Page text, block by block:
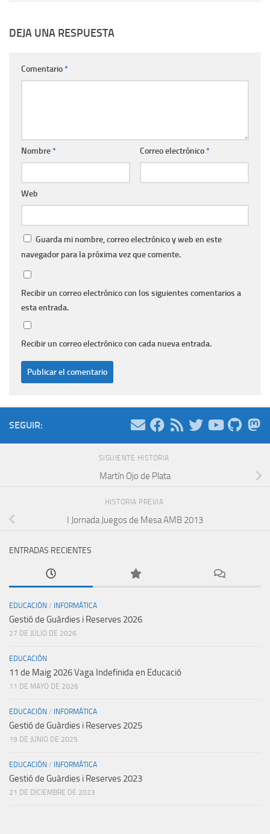
DEJA UNA RESPUESTA
Comentario*
Nombre* Correo electrónico*
Web
Guarda mi nombre, correo electrónico y web en este
navegador para la próxima vez que comente.
Recibir un correo electrónico con los siguientes comentarios a
esta entrada.
Recibir un correo electrónico con cada nueva entrada.
SEGUIR:
SIGUIENTE HISTORIA
Martín Ojo de Plata
HISTORIA PREVIA
I Jornada Juegos de Mesa AMB 2013
ENTRADAS RECIENTES
EDUCACIÓN / INFORMÁTICA
Gestió de Guàrdies i Reserves 2026
27 DE JULIO DE 2026
EDUCACIÓN
11 de Maig 2026 Vaga Indefinida en Educació
11 DE MAYO DE 2026
EDUCACIÓN / INFORMÁTICA
Gestió de Guàrdies i Reserves 2025
19 DE JUNIO DE 2025
EDUCACIÓN / INFORMÁTICA
Gestió de Guàrdies i Reserves 2023
21 DE DICIEMBRE DE 2023